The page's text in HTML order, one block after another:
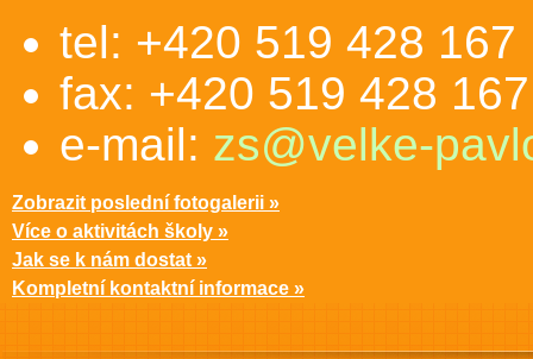
tel: +420 519 428 167
fax: +420 519 428 167
e-mail: zs@velke-
Zobrazit poslední fotogalerii »
Více o aktivitách školy »
Jak se k nám dostat »
Kompletní kontaktní informace »